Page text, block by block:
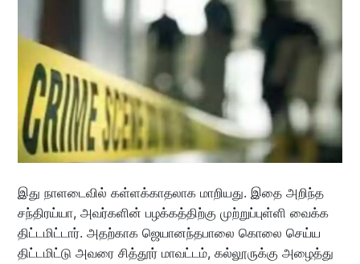
இது நாளடைவில் கள்ளக்காதலாக மாறியது. இதை அறிந்த
சந்திரய்யா, அவர்களின் பழக்கத்திற்கு முற்றுப்புள்ளி வைக்க
திட்டமிட்டார். அதற்காக ஜெயானந்தபாலை கொலை செய்ய
திட்டமிட்டு அவரை சித்தூர் மாவட்டம், கல்லூருக்கு அழைத்து